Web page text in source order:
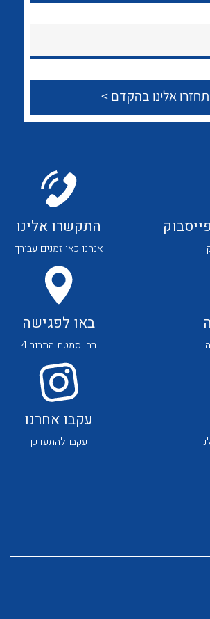
לכל מוצרי היצרן
לכל מוצרי היצרן
לכל מוצרי היצרן
התקשרו אלינו
אנחנו כאן זמנים עבורך
באו לפגישה
רח' סמטת התבור 4
עקבו אחרנו
עקבו להתעדכן